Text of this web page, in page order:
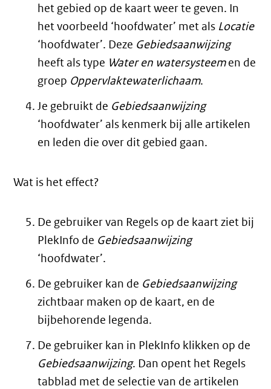
het gebied op de kaart weer te geven. In
het voorbeeld ‘hoofdwater’ met als Locatie
‘hoofdwater’. Deze Gebiedsaanwijzing
heeft als type Water en watersysteemen de
groep Oppervlaktewaterlichaam.
Je gebruikt de Gebiedsaanwijzing
‘hoofdwater’ als kenmerk bij alle artikelen
en leden die over dit gebied gaan.
Wat is het effect?
De gebruiker van Regels op de kaart ziet bij
PlekInfo de Gebiedsaanwijzing
‘hoofdwater’.
De gebruiker kan de Gebiedsaanwijzing
zichtbaar maken op de kaart, en de
bijbehorende legenda.
De gebruiker kan in PlekInfo klikken op de
Gebiedsaanwijzing. Dan opent het Regels
tabblad met de selectie van de artikelen